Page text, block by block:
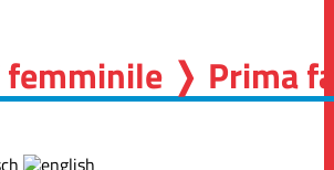
femminile ❭ Prima